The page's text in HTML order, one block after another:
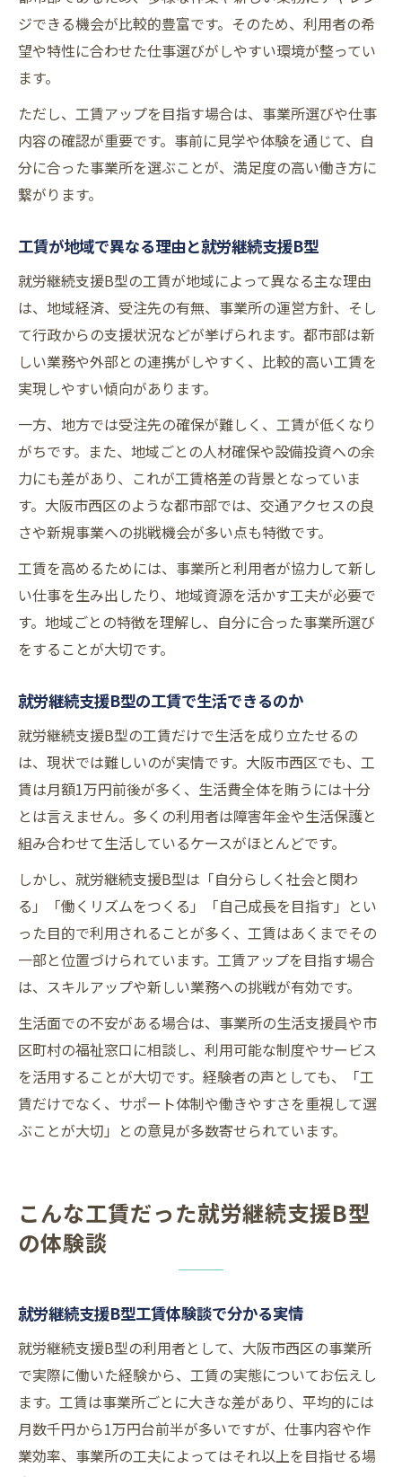
ジできる機会が比較的豊富です。そのため、利用者の希
望や特性に合わせた仕事選びがしやすい環境が整ってい
ます。
ただし、工賃アップを目指す場合は、事業所選びや仕事
内容の確認が重要です。事前に見学や体験を通じて、自
分に合った事業所を選ぶことが、満足度の高い働き方に
繋がります。
工賃が地域で異なる理由と就労継続支援B型
就労継続支援B型の工賃が地域によって異なる主な理由
は、地域経済、受注先の有無、事業所の運営方針、そし
て行政からの支援状況などが挙げられます。都市部は新
しい業務や外部との連携がしやすく、比較的高い工賃を
実現しやすい傾向があります。
一方、地方では受注先の確保が難しく、工賃が低くなり
がちです。また、地域ごとの人材確保や設備投資への余
力にも差があり、これが工賃格差の背景となっていま
す。大阪市西区のような都市部では、交通アクセスの良
さや新規事業への挑戦機会が多い点も特徴です。
工賃を高めるためには、事業所と利用者が協力して新し
い仕事を生み出したり、地域資源を活かす工夫が必要で
す。地域ごとの特徴を理解し、自分に合った事業所選び
をすることが大切です。
就労継続支援B型の工賃で生活できるのか
就労継続支援B型の工賃だけで生活を成り立たせるの
は、現状では難しいのが実情です。大阪市西区でも、工
賃は月額1万円前後が多く、生活費全体を賄うには十分
とは言えません。多くの利用者は障害年金や生活保護と
組み合わせて生活しているケースがほとんどです。
しかし、就労継続支援B型は「自分らしく社会と関わ
る」「働くリズムをつくる」「自己成長を目指す」とい
った目的で利用されることが多く、工賃はあくまでその
一部と位置づけられています。工賃アップを目指す場合
は、スキルアップや新しい業務への挑戦が有効です。
生活面での不安がある場合は、事業所の生活支援員や市
区町村の福祉窓口に相談し、利用可能な制度やサービス
を活用することが大切です。経験者の声としても、「工
賃だけでなく、サポート体制や働きやすさを重視して選
ぶことが大切」との意見が多数寄せられています。
こんな工賃だった就労継続支援B型
の体験談
就労継続支援B型工賃体験談で分かる実情
就労継続支援B型の利用者として、大阪市西区の事業所
で実際に働いた経験から、工賃の実態についてお伝えし
ます。工賃は事業所ごとに大きな差があり、平均的には
月数千円から1万円台前半が多いですが、仕事内容や作
業効率、事業所の工夫によってはそれ以上を目指せる場